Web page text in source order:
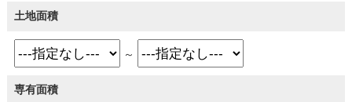
土地面積
～
専有面積